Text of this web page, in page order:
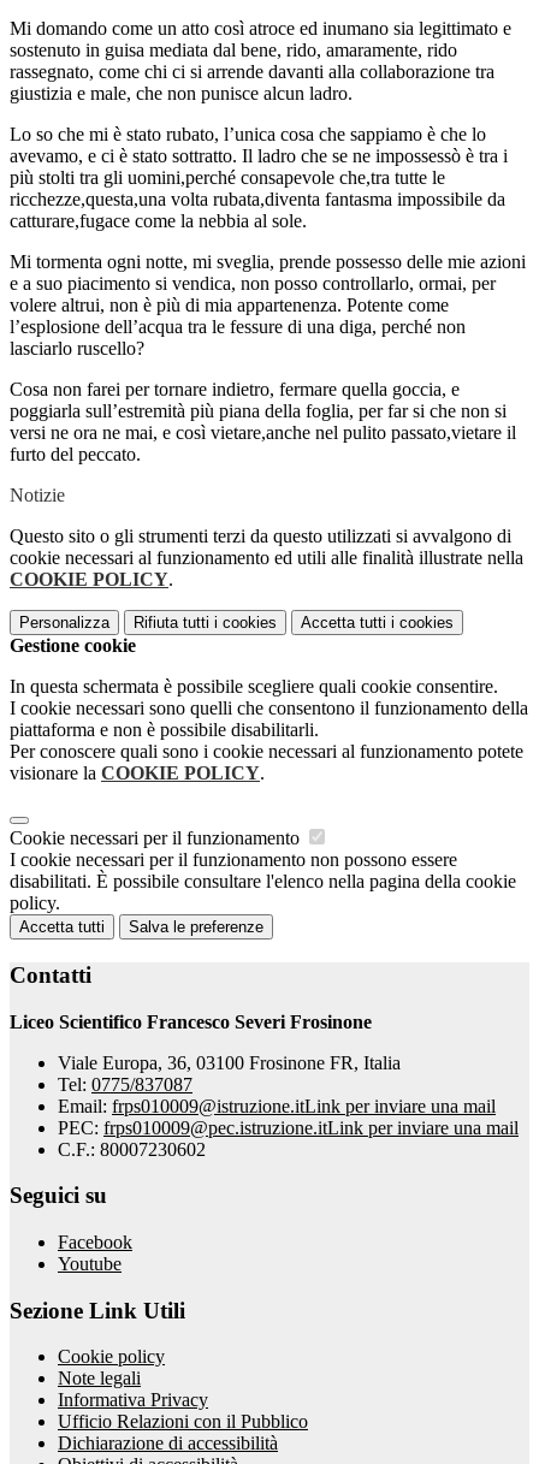
Mi domando come un atto così atroce ed inumano sia legittimato e
sostenuto in guisa mediata dal bene, rido, amaramente, rido
rassegnato, come chi ci si arrende davanti alla collaborazione tra
giustizia e male, che non punisce alcun ladro.
Lo so che mi è stato rubato, l’unica cosa che sappiamo è che lo
avevamo, e ci è stato sottratto. Il ladro che se ne impossessò è tra i
più stolti tra gli uomini,perché consapevole che,tra tutte le
ricchezze,questa,una volta rubata,diventa fantasma impossibile da
catturare,fugace come la nebbia al sole.
Mi tormenta ogni notte, mi sveglia, prende possesso delle mie azioni
e a suo piacimento si vendica, non posso controllarlo, ormai, per
volere altrui, non è più di mia appartenenza. Potente come
l’esplosione dell’acqua tra le fessure di una diga, perché non
lasciarlo ruscello?
Cosa non farei per tornare indietro, fermare quella goccia, e
poggiarla sull’estremità più piana della foglia, per far si che non si
versi ne ora ne mai, e così vietare,anche nel pulito passato,vietare il
furto del peccato.
Notizie
Questo sito o gli strumenti terzi da questo utilizzati si avvalgono di
cookie necessari al funzionamento ed utili alle finalità illustrate nella
COOKIE POLICY.
Personalizza Rifiuta tutti i cookies Accetta tutti i cookies
Gestione cookie
In questa schermata è possibile scegliere quali cookie consentire.
I cookie necessari sono quelli che consentono il funzionamento della
piattaforma e non è possibile disabilitarli.
Per conoscere quali sono i cookie necessari al funzionamento potete
visionare la COOKIE POLICY.
Cookie necessari per il funzionamento
I cookie necessari per il funzionamento non possono essere
disabilitati. È possibile consultare l'elenco nella pagina della cookie
policy.
Accetta tutti Salva le preferenze
Contatti
Liceo Scientifico Francesco Severi Frosinone
Viale Europa, 36, 03100 Frosinone FR, Italia
Tel: 0775/837087
Email: frps010009@istruzione.itLink per inviare una mail
PEC: frps010009@pec.istruzione.itLink per inviare una mail
C.F.: 80007230602
Seguici su
Facebook
Youtube
Sezione Link Utili
Cookie policy
Note legali
Informativa Privacy
Ufficio Relazioni con il Pubblico
Dichiarazione di accessibilità